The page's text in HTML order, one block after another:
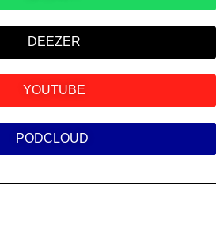
DEEZER
YOUTUBE
PODCLOUD